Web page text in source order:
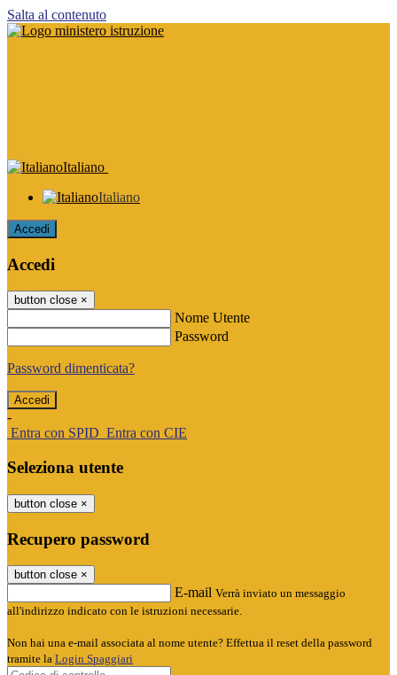
Salta al contenuto
Italiano
Italiano
Accedi
Accedi
button close ×
Nome Utente
Password
Password dimenticata?
-
Entra con SPID Entra con CIE
Seleziona utente
button close ×
Recupero password
button close ×
E-mail Verrà inviato un messaggio
all'indirizzo indicato con le istruzioni necessarie.
Non hai una e-mail associata al nome utente? Effettua il reset della password
tramite la Login Spaggiari